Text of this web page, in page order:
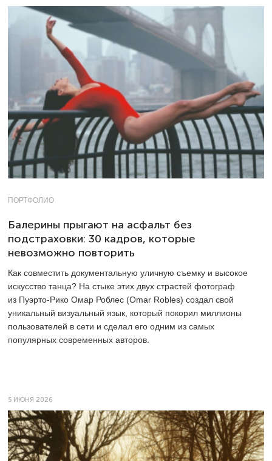
ПОРТФОЛИО
Балерины прыгают на асфальт без
подстраховки: 30 кадров, которые
невозможно повторить
Как совместить документальную уличную съемку и высокое
искусство танца? На стыке этих двух страстей фотограф
из Пуэрто-Рико Омар Роблес (Omar Robles) создал свой
уникальный визуальный язык, который покорил миллионы
пользователей в сети и сделал его одним из самых
популярных современных авторов.
5 ИЮНЯ 2026